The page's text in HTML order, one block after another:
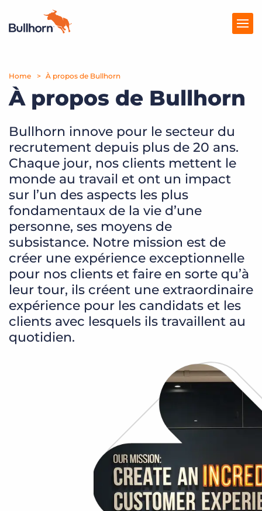
Solutions
Tarification
Produits
Ressources
Marketplace
Planifier une démo Login
Home À propos de Bullhorn
À propos de Bullhorn
Bullhorn innove pour le secteur du
recrutement depuis plus de 20 ans.
Chaque jour, nos clients mettent le
monde au travail et ont un impact
sur l’un des aspects les plus
fondamentaux de la vie d’une
personne, ses moyens de
subsistance. Notre mission est de
créer une expérience exceptionnelle
pour nos clients et faire en sorte qu’à
leur tour, ils créent une extraordinaire
expérience pour les candidats et les
clients avec lesquels ils travaillent au
quotidien.